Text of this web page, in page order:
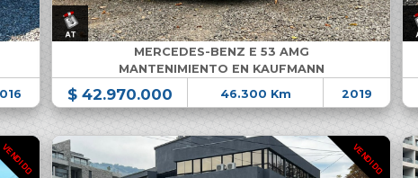
MERCEDES-BENZ E 53 AMG
MANTENIMIENTO EN KAUFMANN
$ 42.970.000 46.300 Km 2019
VENDIDO VENDIDO